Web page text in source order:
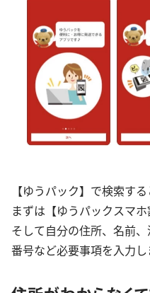
【ゆうパック】で検索す
まずは【ゆうパックスマ
そして自分の住所、名前
番号など必要事項を入力し